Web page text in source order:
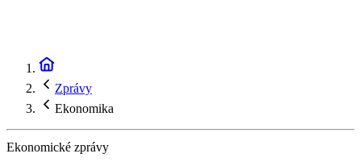
Zprávy
Ekonomika
Ekonomické zprávy